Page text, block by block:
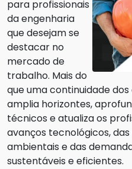
para profissionais
da engenharia
que desejam se
destacar no
mercado de
trabalho. Mais do
que uma continuidade
amplia horizontes,
técnicos e atualiza os
avanços tecnológicos,
ambientais e das
sustentáveis e eficientes.